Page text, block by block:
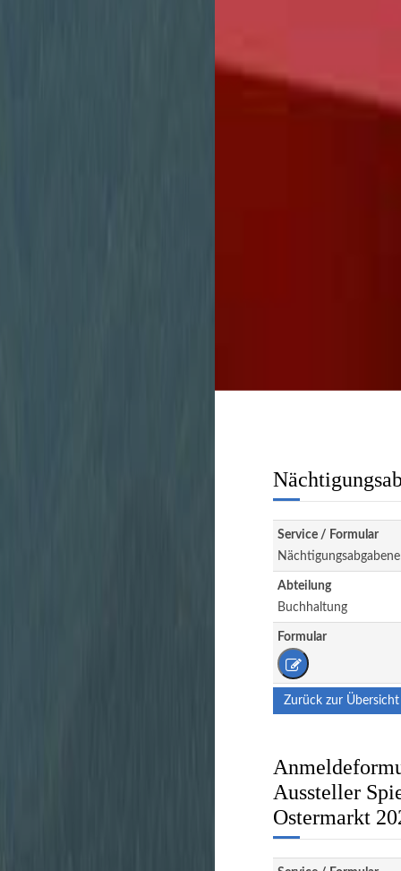
Service / Formular
Abteilung
Buchhaltung
Formular
Zurück zur Übersicht
Aussteller
Ostermarkt